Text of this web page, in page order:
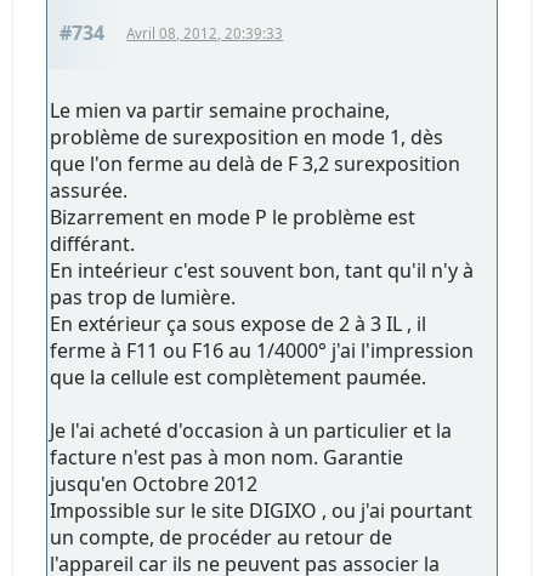
#734 Avril 08, 2012, 20:39:33
Le mien va partir semaine prochaine,
problème de surexposition en mode 1, dès
que l'on ferme au delà de F 3,2 surexposition
assurée.
Bizarrement en mode P le problème est
différant.
En inteérieur c'est souvent bon, tant qu'il n'y à
pas trop de lumière.
En extérieur ça sous expose de 2 à 3 IL , il
ferme à F11 ou F16 au 1/4000° j'ai l'impression
que la cellule est complètement paumée.
Je l'ai acheté d'occasion à un particulier et la
facture n'est pas à mon nom. Garantie
jusqu'en Octobre 2012
Impossible sur le site DIGIXO , ou j'ai pourtant
un compte, de procéder au retour de
l'appareil car ils ne peuvent pas associer la